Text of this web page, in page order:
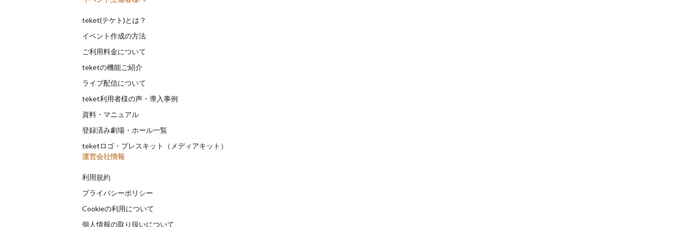
teket(テケト)とは？
イベント作成の方法
ご利用料金について
teketの機能ご紹介
ライブ配信について
teket利用者様の声・導入事例
資料・マニュアル
登録済み劇場・ホール一覧
teketロゴ・プレスキット（メディアキット）
運営会社情報
利用規約
プライバシーポリシー
Cookieの利用について
個人情報の取り扱いについて